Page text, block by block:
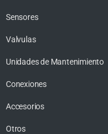
Sensores
Valvulas
Unidades de Mantenimiento
Conexiones
Accesorios
Otros